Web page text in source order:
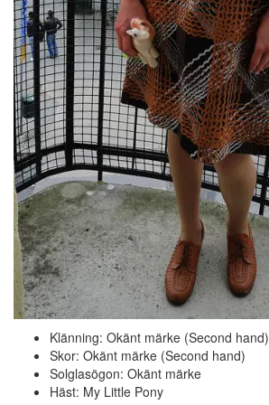
Klänning: Okänt märke (Second hand)
Skor: Okänt märke (Second hand)
Solglasögon: Okänt märke
Häst: My Little Pony